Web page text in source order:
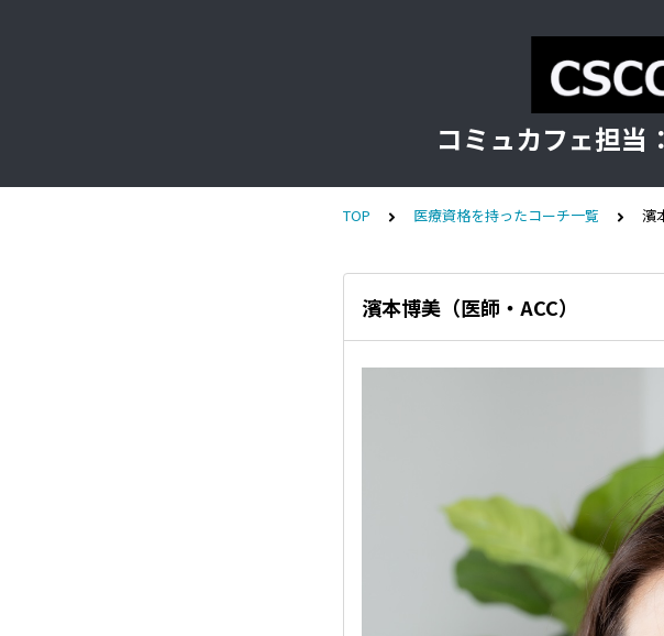
コミュカフェ担当
TOP 医療資格を持ったコーチ一覧 濱
濱本博美（医師・ACC）